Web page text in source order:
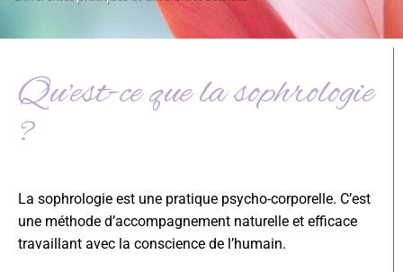
Qu'est-ce que la sophrologie
?
La sophrologie est une pratique psycho-corporelle. C’est
une méthode d’accompagnement naturelle et efficace
travaillant avec la conscience de l’humain.